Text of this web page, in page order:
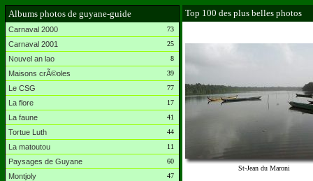
Albums photos de guyane-guide
Carnaval 2000 73
Carnaval 2001 25
Nouvel an lao 8
Maisons crÃ©oles 39
Le CSG 77
La flore 17
La faune 41
Tortue Luth 44
La matoutou 11
Paysages de Guyane 60
Montjoly 47
Top 100 des plus belles photos
St-Jean du Maroni